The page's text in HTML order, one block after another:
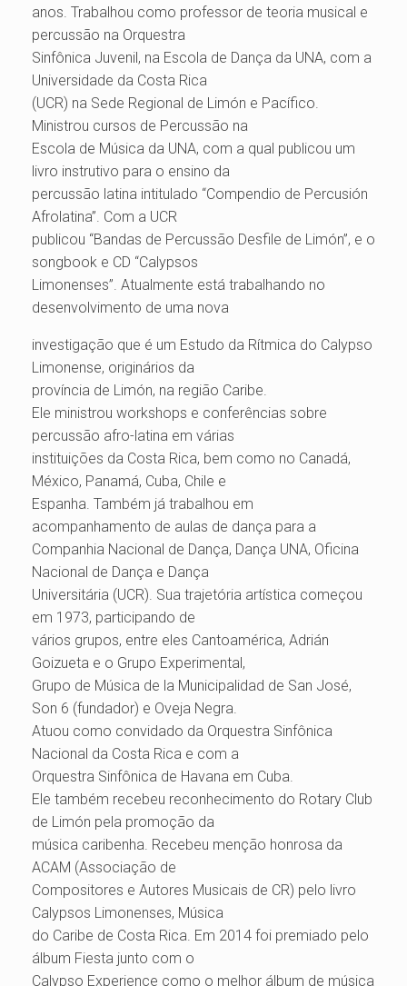
anos. Trabalhou como professor de teoria musical e
percussão na Orquestra
Sinfônica Juvenil, na Escola de Dança da UNA, com a
Universidade da Costa Rica
(UCR) na Sede Regional de Limón e Pacífico.
Ministrou cursos de Percussão na
Escola de Música da UNA, com a qual publicou um
livro instrutivo para o ensino da
percussão latina intitulado “Compendio de Percusión
Afrolatina”. Com a UCR
publicou “Bandas de Percussão Desfile de Limón”, e o
songbook e CD “Calypsos
Limonenses”. Atualmente está trabalhando no
desenvolvimento de uma nova
investigação que é um Estudo da Rítmica do Calypso
Limonense, originários da
província de Limón, na região Caribe.
Ele ministrou workshops e conferências sobre
percussão afro-latina em várias
instituições da Costa Rica, bem como no Canadá,
México, Panamá, Cuba, Chile e
Espanha. Também já trabalhou em
acompanhamento de aulas de dança para a
Companhia Nacional de Dança, Dança UNA, Oficina
Nacional de Dança e Dança
Universitária (UCR). Sua trajetória artística começou
em 1973, participando de
vários grupos, entre eles Cantoamérica, Adrián
Goizueta e o Grupo Experimental,
Grupo de Música de la Municipalidad de San José,
Son 6 (fundador) e Oveja Negra.
Atuou como convidado da Orquestra Sinfônica
Nacional da Costa Rica e com a
Orquestra Sinfônica de Havana em Cuba.
Ele também recebeu reconhecimento do Rotary Club
de Limón pela promoção da
música caribenha. Recebeu menção honrosa da
ACAM (Associação de
Compositores e Autores Musicais de CR) pelo livro
Calypsos Limonenses, Música
do Caribe de Costa Rica. Em 2014 foi premiado pelo
álbum Fiesta junto com o
Calypso Experience como o melhor álbum de música